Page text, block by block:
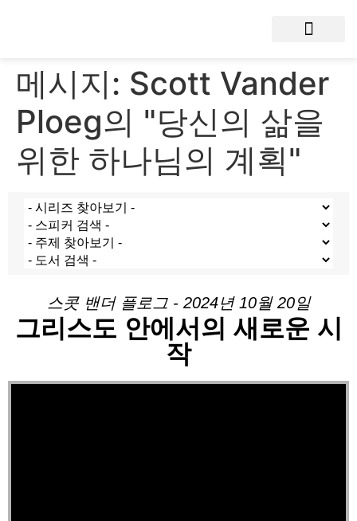
메시지: Scott Vander
Ploeg의 "당신의 삶을
위한 하나님의 계획"
스콧 밴더 플로그 - 2024년 10월 20일
그리스도 안에서의 새로운 시
작